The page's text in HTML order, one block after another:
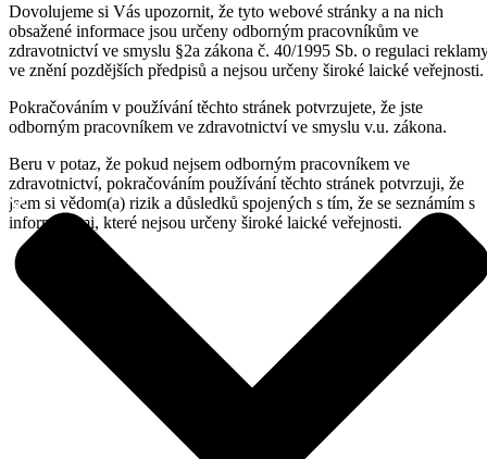
Dovolujeme si Vás upozornit, že tyto webové stránky a na nich
obsažené informace jsou určeny odborným pracovníkům ve
zdravotnictví ve smyslu §2a zákona č. 40/1995 Sb. o regulaci
ve znění pozdějších předpisů a nejsou určeny široké laické veřejnosti.
Pokračováním v používání těchto stránek potvrzujete, že jste
odborným pracovníkem ve zdravotnictví ve smyslu v.u. zákona.
Beru v potaz, že pokud nejsem odborným pracovníkem ve
zdravotnictví, pokračováním používání těchto stránek potvrzuji, že
jsem si vědom(a) rizik a důsledků spojených s tím, že se seznámím s
informacemi, které nejsou určeny široké laické veřejnosti.